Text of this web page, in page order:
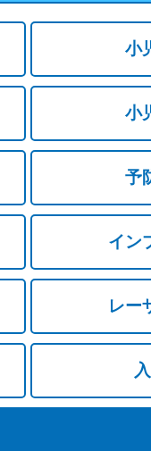
小
小
予
イン
レー